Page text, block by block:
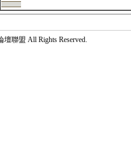
聯盟 All Rights Reserved.